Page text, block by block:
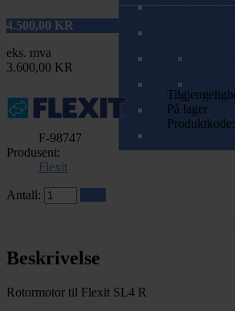
Spirorør
T-rør og Påstikk
Veggkanaler
Tilbehør til
Ventiler
Ventilrammer
Ventilrammer m/
Ventilrammer m/
4.500,00 KR
eks. mva
3.600,00 KR
På lager
Produktkode:
F-98747
Produsent:
Flexit
Antall:
Beskrivelse
Rotormotor til Flexit SL4 R